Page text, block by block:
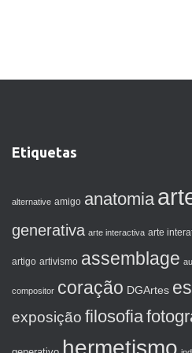
Etiquetas
alternative amigo anatomia
generativa arte interactiva arte
artigo artivismo assemblage
compositor coração DGArtes
exposição filosofia
hermetismo